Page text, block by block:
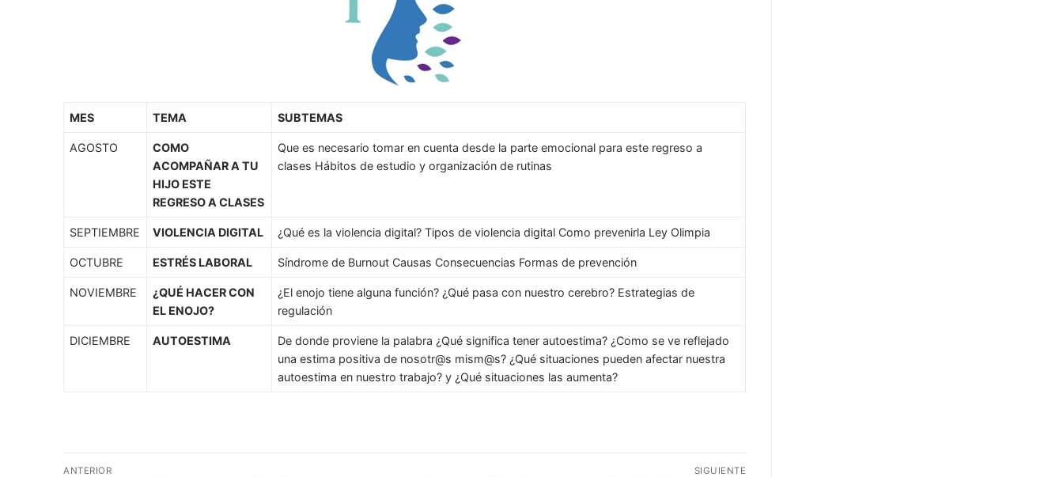
MES TEMA SUBTEMAS
AGOSTO
COMO
ACOMPAÑAR A TU
HIJO ESTE
REGRESO A CLASES
Que es necesario tomar en cuenta desde la parte emocional para este regreso a
clases Hábitos de estudio y organización de rutinas
SEPTIEMBRE VIOLENCIA DIGITAL ¿Qué es la violencia digital? Tipos de violencia digital Como prevenirla Ley Olimpia
OCTUBRE ESTRÉS LABORAL Síndrome de Burnout Causas Consecuencias Formas de prevención
NOVIEMBRE
¿QUÉ HACER CON
EL ENOJO?
¿El enojo tiene alguna función? ¿Qué pasa con nuestro cerebro? Estrategias de
regulación
DICIEMBRE AUTOESTIMA
De donde proviene la palabra ¿Qué significa tener autoestima? ¿Como se ve reflejado
una estima positiva de nosotr@s mism@s? ¿Qué situaciones pueden afectar nuestra
autoestima en nuestro trabajo? y ¿Qué situaciones las aumenta?
ANTERIOR SIGUIENTE